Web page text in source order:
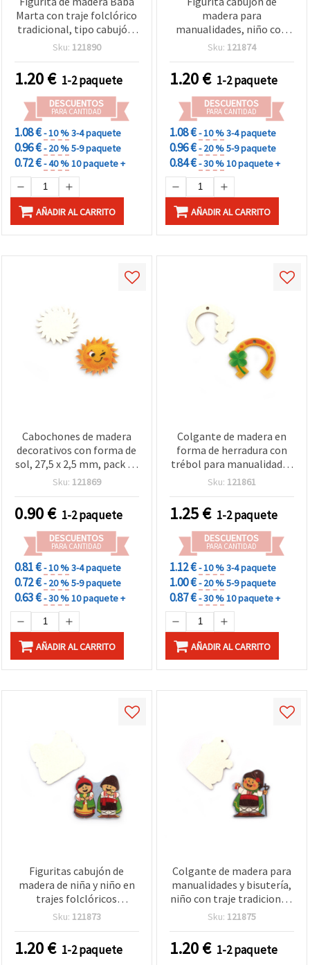
Marta con traje folclórico
tradicional, tipo cabujón,
22x42x2 mm, para
Sku: 121890
1.20€ 1-2 paquete
DESCUENTOS
PARA CANTIDAD
1.08 €- 10 %3-4 paquete
0.96 €- 20 %5-9 paquete
0.72 €- 40 %10 paquete +
AÑADIR AL CARRITO
madera para
manualidades, niño con
traje folclórico, 23 x 44 x 2
Sku: 121874
1.20€ 1-2 paquete
DESCUENTOS
PARA CANTIDAD
1.08 €- 10 %3-4 paquete
0.96 €- 20 %5-9 paquete
0.84 €- 30 %10 paquete +
AÑADIR AL CARRITO
Cabochones de madera
decorativos con forma de
sol, 27,5 x 2,5 mm, pack de
10 uds., para decoración,
de manualidades
Sku: 121869
0.90€ 1-2 paquete
DESCUENTOS
PARA CANTIDAD
0.81 €- 10 %3-4 paquete
0.72 €- 20 %5-9 paquete
0.63 €- 30 %10 paquete +
AÑADIR AL CARRITO
Colgante de madera en
forma de herradura con
trébol para manualidades
y bisutería, 26x30x2 mm,
Sku: 121861
1.25€ 1-2 paquete
DESCUENTOS
PARA CANTIDAD
1.12 €- 10 %3-4 paquete
1.00 €- 20 %5-9 paquete
0.87 €- 30 %10 paquete +
AÑADIR AL CARRITO
Figuritas cabujón de
madera de niña y niño en
trajes folclóricos
tradicionales, 36 x 34 x 1,5
manualidades - 10 piezas
Sku: 121873
1.20€ 1-2 paquete
Colgante de madera para
manualidades y bisutería,
niño con traje tradicional,
40 x 33 x 2 mm, agujero 2
Sku: 121875
1.20€ 1-2 paquete